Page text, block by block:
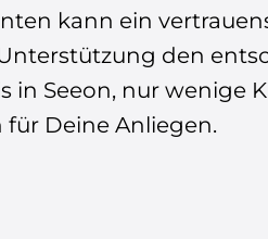
kann ein
den
in Seeon, nur wenige
für Deine Anliegen.